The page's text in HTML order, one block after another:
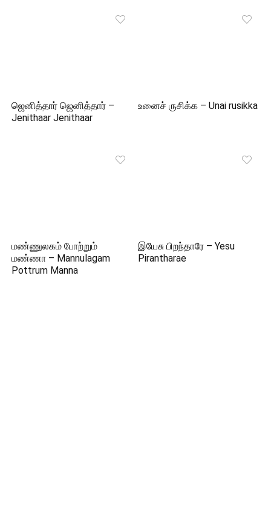
ஜெனித்தார் ஜெனித்தார் –
Jenithaar Jenithaar
உனைச் ருசிக்க – Unai rusikka
மண்ணுலகம் போற்றும்
மண்ணா – Mannulagam
Pottrum Manna
இயேசு பிறந்தாரே – Yesu
Pirantharae